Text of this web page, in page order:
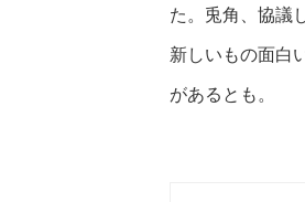
た。 兎角、協議
新しいもの面白
があるとも。